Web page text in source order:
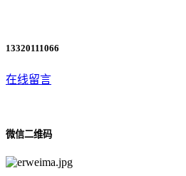
13320111066
在线留言
微信二维码